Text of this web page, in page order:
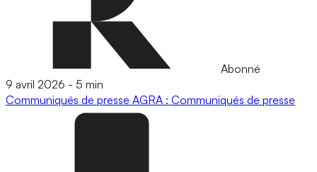
Abonné
9 avril 2026 - 5 min
Communiqués de presse AGRA : Communiqués de presse